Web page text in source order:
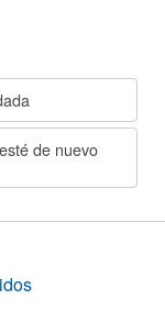
de nuevo